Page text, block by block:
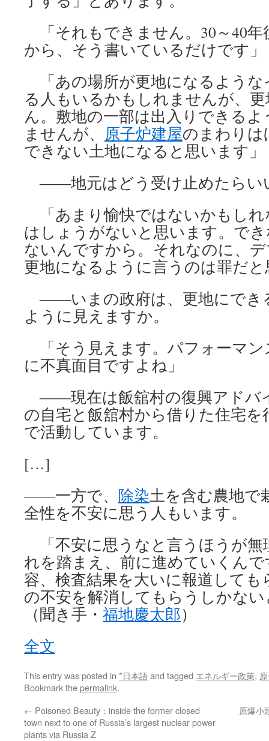
「それもできません。30～40
から、そう書いているだけです」
「あの場所が更地になるよう
る人もいるかもしれませんが、
ん。敷地の一部は出入りできる
ませんが、 原子炉建屋のまわりは
できない土地になると思います」
――地元はどう受け止めたらい
「あまり愉快ではないかもし
はしょうがないと思います。で
ないんですから。それなのに、
更地になるように言うのは罪だ
――いまの政府は、更地にでき
ように見えますか。
「そう見えます。パフォーマ
に不真面目ですよね」
――現在は飯舘村の復興アドバ
の自宅と飯舘村から借りた住宅
で活動しています。
[…]
――一方で、 除染土を含む農地で
全性を不安に思う人もいます。
「不安に思うなと言うほうが無
れを踏まえ、前に進めていくん
容、検査結果を大いに報道して
の不安を解消してもらうしかな
（聞き手・ 福地慶太郎）
全文
This entry was posted in *日本語and tagged エネルギー政策,
Bookmark thepermalink.
← Poisoned Beauty：inside the former closed
town next to one of Russia’s largest nuclear power
plants via Russia Z
原爆小